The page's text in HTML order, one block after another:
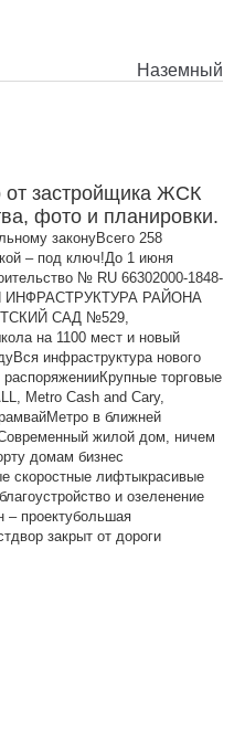
Наземный
застройщика ЖСК
фото и планировки.
законуВсего 258
– под ключ!До 1 июня
№ RU 66302000-1848-
ИНФРАСТРУКТУРА РАЙОНА
САД №529,
на 1100 мест и новый
инфраструктура нового
торговые
Metro Cash and Cary,
в ближней
жилой дом, ничем
домам бизнес
скоростные лифтыкрасивые
и озеленение
– проектубольшая
закрыт от дороги